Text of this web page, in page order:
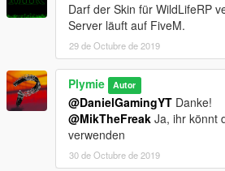
Darf der Skin für WildLifeRP
Server läuft auf FiveM.
29 de Octubre de 2019
Plymie Autor
@DanielGamingYT Danke!
@MikTheFreak Ja, ihr könnt
verwenden
30 de Octubre de 2019